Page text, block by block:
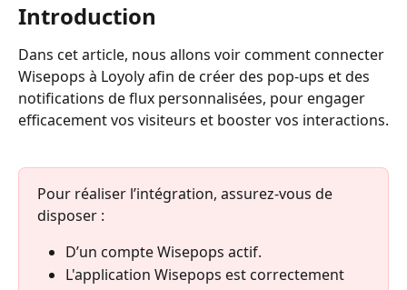
Introduction
Dans cet article, nous allons voir comment connecter
Wisepops à Loyoly afin de créer des pop-ups et des
notifications de flux personnalisées, pour engager
efficacement vos visiteurs et booster vos interactions.
Pour réaliser l’intégration, assurez-vous de
disposer :
D’un compte Wisepops actif.
L'application Wisepops est correctement